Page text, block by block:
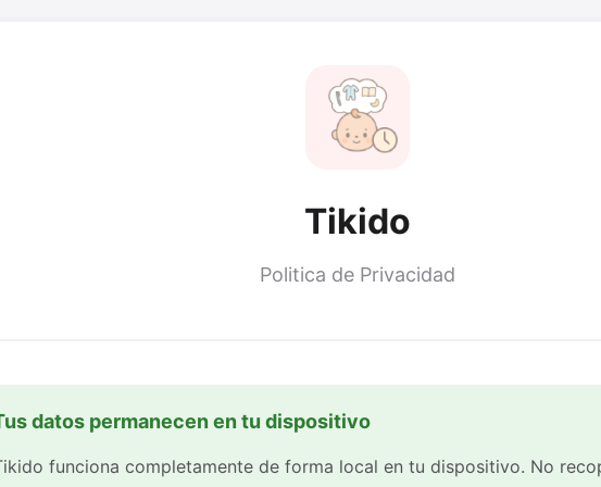
Tikido
Politica de Privacidad
datos permanecen en tu dispositivo
funciona completamente de forma local en tu dispositivo. No